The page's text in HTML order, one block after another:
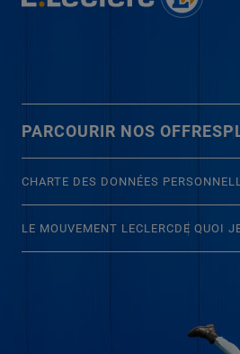
PARCOURIR NOS OFFRES
CHARTE DES DONNÉES
LE MOUVEMENT LECLERCDE QUOI